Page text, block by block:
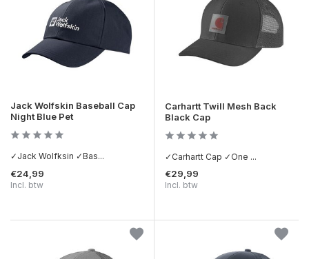
Jack Wolfskin Baseball Cap
Night Blue Pet
✓Jack Wolfksin ✓Bas...
€24,99
Incl. btw
Carhartt Twill Mesh Back
Black Cap
✓Carhartt Cap ✓One ...
€29,99
Incl. btw